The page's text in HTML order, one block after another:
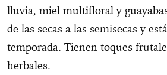
lluvia, miel multifloral y
de las secas a las semisecas y
temporada. Tienen toques
herbales.